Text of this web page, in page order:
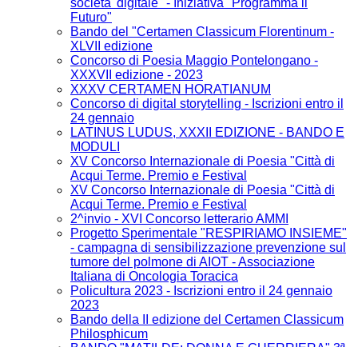
societa' digitale" - Iniziativa "Programma il
Futuro"
Bando del "Certamen Classicum Florentinum -
XLVII edizione
Concorso di Poesia Maggio Pontelongano -
XXXVII edizione - 2023
XXXV CERTAMEN HORATIANUM
Concorso di digital storytelling - Iscrizioni entro il
24 gennaio
LATINUS LUDUS, XXXII EDIZIONE - BANDO E
MODULI
XV Concorso Internazionale di Poesia "Città di
Acqui Terme. Premio e Festival
XV Concorso Internazionale di Poesia "Città di
Acqui Terme. Premio e Festival
2^invio - XVI Concorso letterario AMMI
Progetto Sperimentale "RESPIRIAMO INSIEME"
- campagna di sensibilizzazione prevenzione sul
tumore del polmone di AIOT - Associazione
Italiana di Oncologia Toracica
Policultura 2023 - Iscrizioni entro il 24 gennaio
2023
Bando della II edizione del Certamen Classicum
Philosphicum